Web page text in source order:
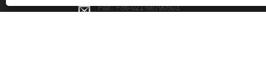
Fax: +86-021-66790503